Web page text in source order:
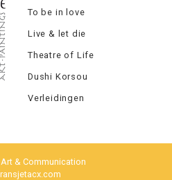
To be in love
Live & let die
Theatre of Life
Dushi Korsou
Verleidingen
& Communication